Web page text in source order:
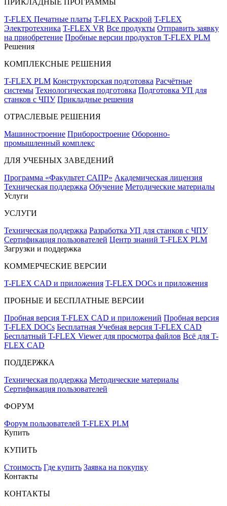
ПРИКЛАДНЫЕ ПРОГРАММЫ
T-FLEX Печатные платы T-FLEX Раскрой T-FLEX
Электротехника T-FLEX VR Все продукты Отправить заявку
на приобретение Пробные версии продуктов T-FLEX PLM
Решения
КОМПЛЕКСНЫЕ РЕШЕНИЯ
T-FLEX PLM Конструкторская подготовка Расчётные
системы Технологическая подготовка Подготовка УП для
станков с ЧПУ Прикладные решения
ОТРАСЛЕВЫЕ РЕШЕНИЯ
Машиностроение Приборостроение Оборонно-
промышленный комплекс
ДЛЯ УЧЕБНЫХ ЗАВЕДЕНИЙ
Программа «Факультет САПР» Академическая лицензия
Техническая поддержка Обучение Методические материалы
Услуги
УСЛУГИ
Техническая поддержка Разработка УП для станков с ЧПУ
Сертификация пользователей Центр знаний T‑FLEX PLM
Загрузки и поддержка
КОММЕРЧЕСКИЕ ВЕРСИИ
T-FLEX CAD и приложения T-FLEX DOCs и приложения
ПРОБНЫЕ И БЕСПЛАТНЫЕ ВЕРСИИ
Пробная версия T-FLEX CAD и приложений Пробная версия
T-FLEX DOCs Бесплатная Учебная версия T-FLEX CAD
Бесплатный T-FLEX Viewer для просмотра файлов Всё для T-
FLEX CAD
ПОДДЕРЖКА
Техническая поддержка Методические материалы
Сертификация пользователей
ФОРУМ
Форум пользователей T-FLEX PLM
Купить
КУПИТЬ
Стоимость Где купить Заявка на покупку
Контакты
КОНТАКТЫ